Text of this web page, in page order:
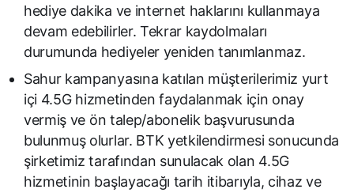
hediye dakika ve internet haklarını kullanmaya
devam edebilirler. Tekrar kaydolmaları
durumunda hediyeler yeniden tanımlanmaz.
Sahur kampanyasına katılan müşterilerimiz yurt
içi 4.5G hizmetinden faydalanmak için onay
vermiş ve ön talep/abonelik başvurusunda
bulunmuş olurlar. BTK yetkilendirmesi sonucunda
şirketimiz tarafından sunulacak olan 4.5G
hizmetinin başlayacağı tarih itibarıyla, cihaz ve